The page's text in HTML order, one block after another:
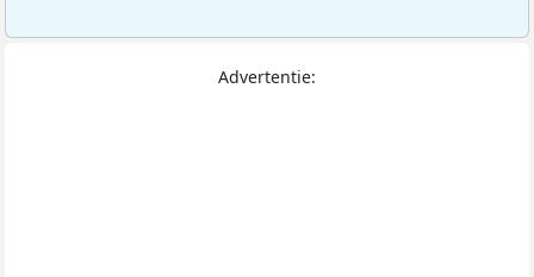
Advertentie: